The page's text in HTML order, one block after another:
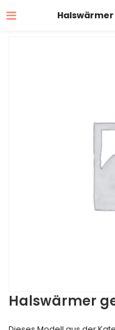
Halswärmer